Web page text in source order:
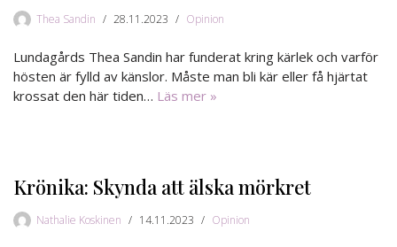
Thea Sandin 28.11.2023 Opinion
Lundagårds Thea Sandin har funderat kring kärlek och varför
hösten är fylld av känslor. Måste man bli kär eller få hjärtat
krossat den här tiden… Läs mer »
Krönika: Skynda att älska mörkret
Nathalie Koskinen 14.11.2023 Opinion